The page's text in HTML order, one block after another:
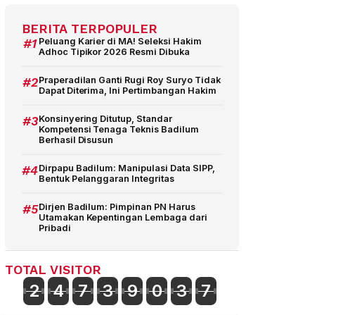
BERITA TERPOPULER
#1 Peluang Karier di MA! Seleksi Hakim
Adhoc Tipikor 2026 Resmi Dibuka
#2Praperadilan Ganti Rugi Roy Suryo Tidak
Dapat Diterima, Ini Pertimbangan Hakim
#3Konsinyering Ditutup, Standar
Kompetensi Tenaga Teknis Badilum
Berhasil Disusun
#4Dirpapu Badilum: Manipulasi Data SIPP,
Bentuk Pelanggaran Integritas
#5Dirjen Badilum: Pimpinan PN Harus
Utamakan Kepentingan Lembaga dari
Pribadi
TOTAL VISITOR
2 4 7 3 9 0 3 7